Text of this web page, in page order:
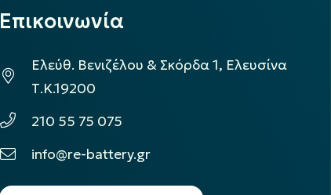
Επικοινωνία
Ελεύθ. Βενιζέλου & Σκόρδα 1, Ελευσίνα
Τ.Κ.19200
210 55 75 075
info@re-battery.gr